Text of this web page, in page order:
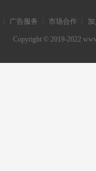
┊ 广告服务 ┊ 市场合作 ┊
Copyright © 2019-2022